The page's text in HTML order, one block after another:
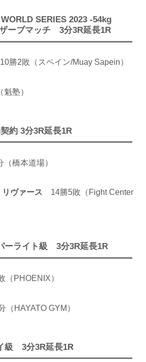
SERIES 2023 -54kg
ーブマッチ 3分3R延長1R
勝2敗（スペイン/Muay Sapein）
塾）
約 3分3R延長1R
橋本道場）
ヴァース 14勝5敗（Fight Center
ライト級 3分3R延長1R
PHOENIX）
HAYATO GYM）
級 3分3R延長1R